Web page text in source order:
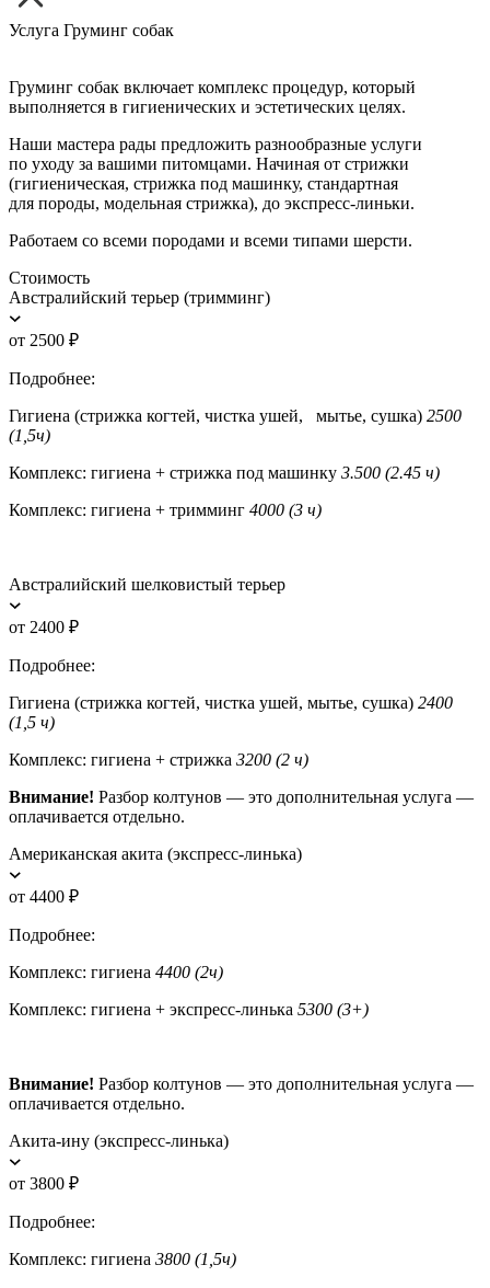
Услуга Груминг собак
Груминг собак включает комплекс процедур, который
выполняется в гигиенических и эстетических целях.
Наши мастера рады предложить разнообразные услуги
по уходу за вашими питомцами. Начиная от стрижки
(гигиеническая, стрижка под машинку, стандартная
для породы, модельная стрижка), до экспресс-линьки.
Работаем со всеми породами и всеми типами шерсти.
Стоимость
Австралийский терьер (тримминг)
от 2500 ₽
Подробнее:
Гигиена (стрижка когтей, чистка ушей, мытье, сушка) 2500
(1,5ч)
Комплекс: гигиена + стрижка под машинку 3.500 (2.45 ч)
Комплекс: гигиена + тримминг 4000 (3 ч)
Австралийский шелковистый терьер
от 2400 ₽
Подробнее:
Гигиена (стрижка когтей, чистка ушей, мытье, сушка) 2400
(1,5 ч)
Комплекс: гигиена + стрижка 3200 (2 ч)
Внимание! Разбор колтунов — это дополнительная услуга —
оплачивается отдельно.
Американская акита (экспресс-линька)
от 4400 ₽
Подробнее:
Комплекс: гигиена 4400 (2ч)
Комплекс: гигиена + экспресс-линька 5300 (3+)
Внимание! Разбор колтунов — это дополнительная услуга —
оплачивается отдельно.
Акита-ину (экспресс-линька)
от 3800 ₽
Подробнее:
Комплекс: гигиена 3800 (1,5ч)